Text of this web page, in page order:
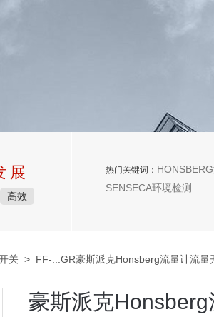
展
高效
热门关键词：
SENSECA环境检测
关 > FF-...GR豪斯派克Honsberg流量计流量
豪斯派克